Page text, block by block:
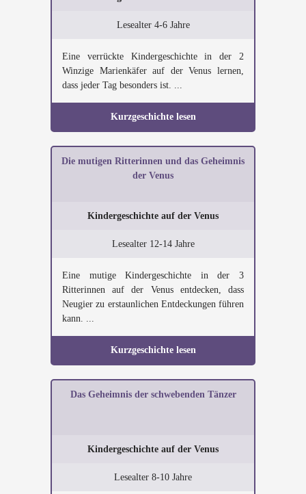
Lesealter 4-6 Jahre
Eine verrückte Kindergeschichte in der 2
Winzige Marienkäfer auf der Venus lernen,
dass jeder Tag besonders ist. ...
Kurzgeschichte lesen
Die mutigen Ritterinnen und das Geheimnis
der Venus
Kindergeschichte auf der Venus
Lesealter 12-14 Jahre
Eine mutige Kindergeschichte in der 3
Ritterinnen auf der Venus entdecken, dass
Neugier zu erstaunlichen Entdeckungen führen
kann. ...
Kurzgeschichte lesen
Das Geheimnis der schwebenden Tänzer
Kindergeschichte auf der Venus
Lesealter 8-10 Jahre